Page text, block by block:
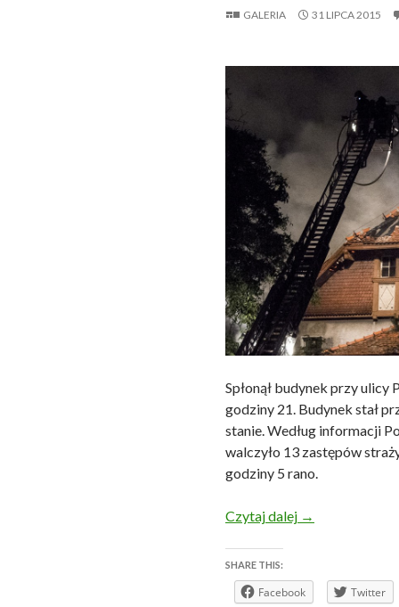
GALERIA 31 LIPCA 2015
Spłonął budynek przy ulicy
godziny 21. Budynek stał
stanie. Według informacji
walczyło 13 zastępów
godziny 5 rano.
Czytaj dalej 25.07.2015 r. –
→
SHARE THIS:
Facebook Twitter